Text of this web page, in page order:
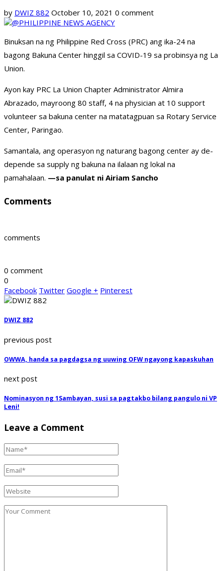
by DWIZ 882 October 10, 2021 0 comment
Binuksan na ng Philippine Red Cross (PRC) ang ika-24 na
bagong Bakuna Center hinggil sa COVID-19 sa probinsya ng La
Union.
Ayon kay PRC La Union Chapter Administrator Almira
Abrazado, mayroong 80 staff, 4 na physician at 10 support
volunteer sa bakuna center na matatagpuan sa Rotary Service
Center, Paringao.
Samantala, ang operasyon ng naturang bagong center ay de-
depende sa supply ng bakuna na ilalaan ng lokal na
pamahalaan. —sa panulat ni Airiam Sancho
Comments
comments
0 comment
0
Facebook Twitter Google + Pinterest
DWIZ 882
previous post
OWWA, handa sa pagdagsa ng uuwing OFW ngayong kapaskuhan
next post
Nominasyon ng 1Sambayan, susi sa pagtakbo bilang pangulo ni VP
Leni!
Leave a Comment